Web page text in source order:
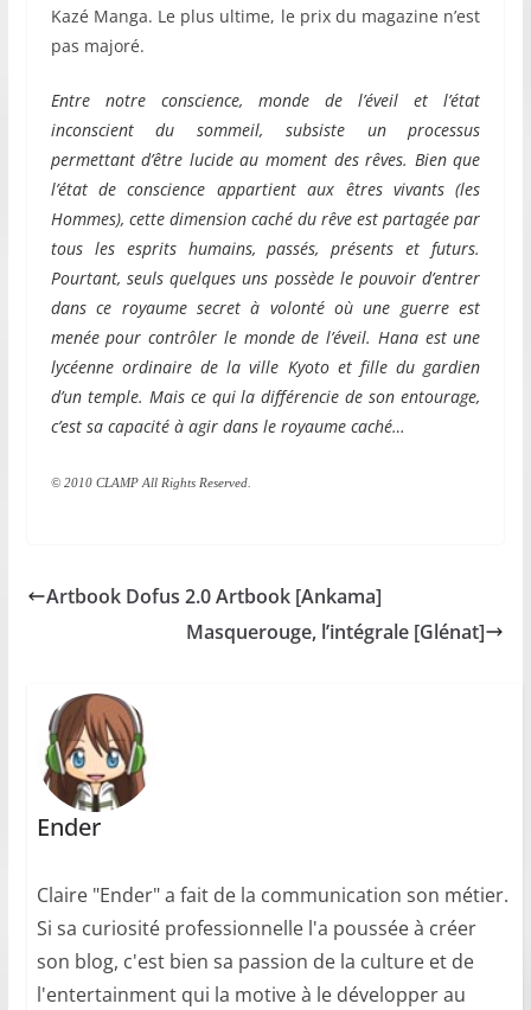
Kazé Manga. Le plus ultime, le prix du magazine n’est
pas majoré.
Entre notre conscience, monde de l’éveil et l’état
inconscient du sommeil, subsiste un processus
permettant d’être lucide au moment des rêves. Bien que
l’état de conscience appartient aux êtres vivants (les
Hommes), cette dimension caché du rêve est partagée par
tous les esprits humains, passés, présents et futurs.
Pourtant, seuls quelques uns possède le pouvoir d’entrer
dans ce royaume secret à volonté où une guerre est
menée pour contrôler le monde de l’éveil. Hana est une
lycéenne ordinaire de la ville Kyoto et fille du gardien
d’un temple. Mais ce qui la différencie de son entourage,
c’est sa capacité à agir dans le royaume caché…
© 2010 CLAMP All Rights Reserved.
Artbook Dofus 2.0 Artbook [Ankama]
Masquerouge, l’intégrale [Glénat]
Ender
Claire "Ender" a fait de la communication son métier.
Si sa curiosité professionnelle l'a poussée à créer
son blog, c'est bien sa passion de la culture et de
l'entertainment qui la motive à le développer au